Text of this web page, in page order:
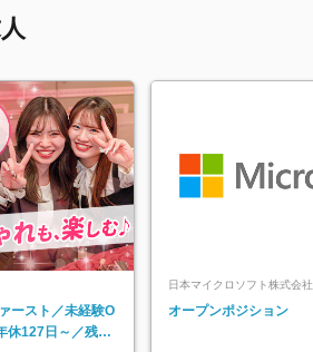
ースト／未経験O
休127日～／残業
日本マイクロソフト株式会社
ッチ登録】
オープンポジション